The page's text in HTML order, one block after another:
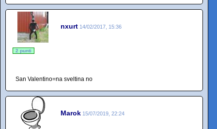
nxurt 14/02/2017, 15:36
2 punti
San Valentino=na sveltina no
Marok 15/07/2019, 22:24